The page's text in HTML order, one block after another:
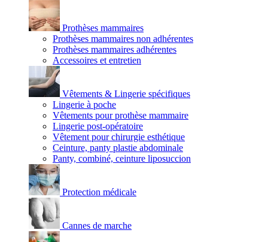
Prothèses mammaires
Prothèses mammaires non adhérentes
Prothèses mammaires adhérentes
Accessoires et entretien
Vêtements & Lingerie spécifiques
Lingerie à poche
Vêtements pour prothèse mammaire
Lingerie post-opératoire
Vêtement pour chirurgie esthétique
Ceinture, panty plastie abdominale
Panty, combiné, ceinture liposuccion
Protection médicale
Cannes de marche